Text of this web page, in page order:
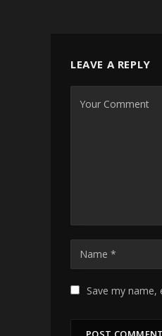
LEAVE A REPLY
Save my